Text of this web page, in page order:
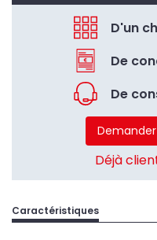
D'un
De
De
Déjà
Caractéristiques